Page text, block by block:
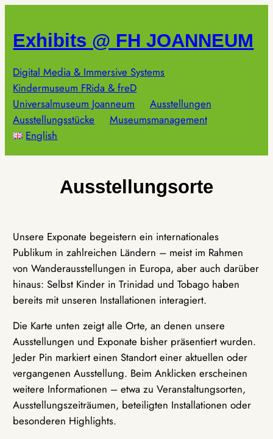
springen
Exhibits @ FH JOANNEUM
Digital Media & Immersive Systems
Kindermuseum FRida & freD
Universalmuseum Joanneum
Ausstellungen
Ausstellungsstücke
Museumsmanagement
English
Ausstellungsorte
Unsere Exponate begeistern ein internationales
Publikum in zahlreichen Ländern – meist im Rahmen
von Wanderausstellungen in Europa, aber auch darüber
hinaus: Selbst Kinder in Trinidad und Tobago haben
bereits mit unseren Installationen interagiert.
Die Karte unten zeigt alle Orte, an denen unsere
Ausstellungen und Exponate bisher präsentiert wurden.
Jeder Pin markiert einen Standort einer aktuellen oder
vergangenen Ausstellung. Beim Anklicken erscheinen
weitere Informationen – etwa zu Veranstaltungsorten,
Ausstellungszeiträumen, beteiligten Installationen oder
besonderen Highlights.